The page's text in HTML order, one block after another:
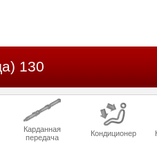
130
Карданная
передача
Кондиционер